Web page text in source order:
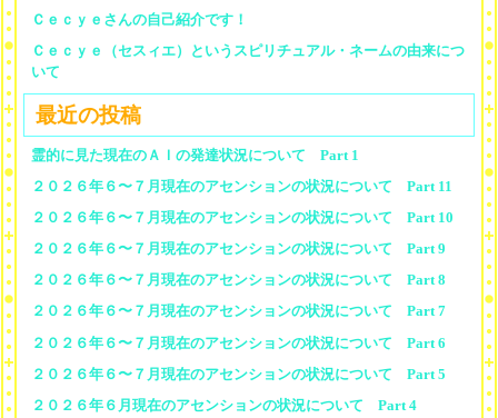
Ｃｅｃｙｅさんの自己紹介です！
Ｃｅｃｙｅ（セスィエ）というスピリチュアル・ネームの由来につ
いて
最近の投稿
霊的に見た現在のＡＩの発達状況について Part 1
２０２６年６〜７月現在のアセンションの状況について Part 11
２０２６年６〜７月現在のアセンションの状況について Part 10
２０２６年６〜７月現在のアセンションの状況について Part 9
２０２６年６〜７月現在のアセンションの状況について Part 8
２０２６年６〜７月現在のアセンションの状況について Part 7
２０２６年６〜７月現在のアセンションの状況について Part 6
２０２６年６〜７月現在のアセンションの状況について Part 5
２０２６年６月現在のアセンションの状況について Part 4